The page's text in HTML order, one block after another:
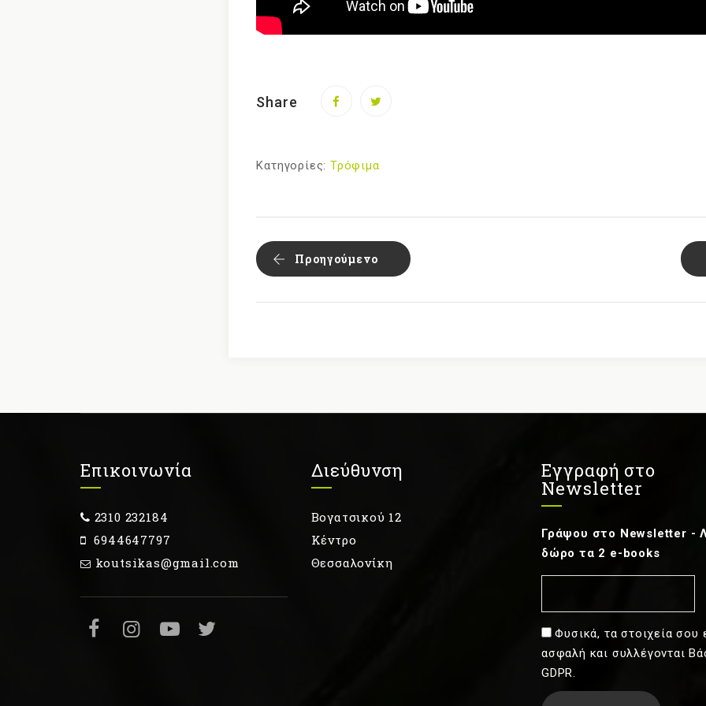
Share
Κατηγορίες: Τρόφιμα
Προηγούμενο
Επικοινωνία
2310 232184
6944647797
koutsikas@gmail.com
Διεύθυνση
Βογατσικού 12
Κέντρο
Θεσσαλονίκη
Εγγραφή στο
Newsletter
Γράψου στο Newsletter -
δώρο τα 2 e-books
Φυσικά, τα στοιχεία σου
ασφαλή και συλλέγονται
GDPR.